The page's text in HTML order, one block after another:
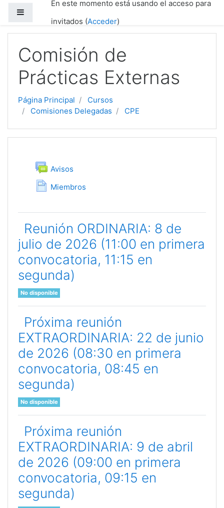
Salta al contenido principalEn este momento está usando el acceso para
invitados (Acceder)
Comisión de
Prácticas Externas
Página Principal
Cursos
Comisiones Delegadas
CPE
Diagrama de temas
General
Avisos
Foro
Miembros
Página
Reunión ORDINARIA: 8 de
julio de 2026 (11:00 en primera
convocatoria, 11:15 en
segunda)
No disponible
Próxima reunión
EXTRAORDINARIA: 22 de junio
de 2026 (08:30 en primera
convocatoria, 08:45 en
segunda)
No disponible
Próxima reunión
EXTRAORDINARIA: 9 de abril
de 2026 (09:00 en primera
convocatoria, 09:15 en
segunda)